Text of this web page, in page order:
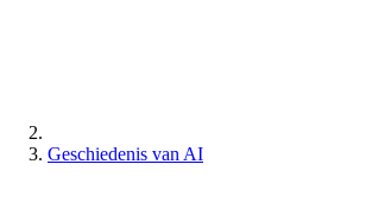
Geschiedenis van AI